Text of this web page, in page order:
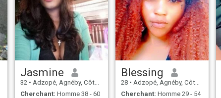
Jasmine
32 • Adzopé, Agnéby, Côte d'ivoire
Cherchant: Homme 38 - 60
Blessing
28 • Adzopé, Agnéby, Côte d'ivoire
Cherchant: Homme 29 - 54